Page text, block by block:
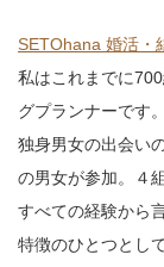
SETOhana 婚活・
私はこれまでに
グプランナーです。
独身男女の出会い
の男女が参加。４
すべての経験から
特徴のひとつとし